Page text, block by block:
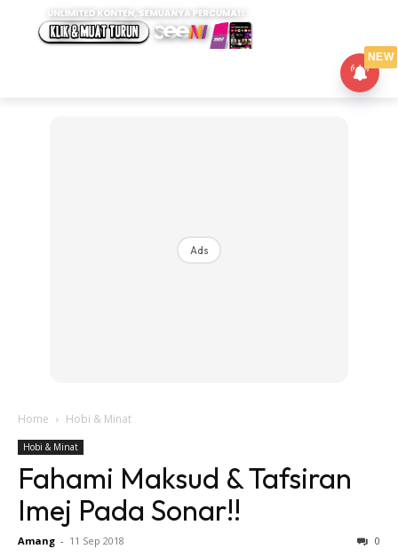
Ads
Home Hobi & Minat
Hobi & Minat
Fahami Maksud & Tafsiran
Imej Pada Sonar!!
Amang - 11 Sep 2018 0
NEW